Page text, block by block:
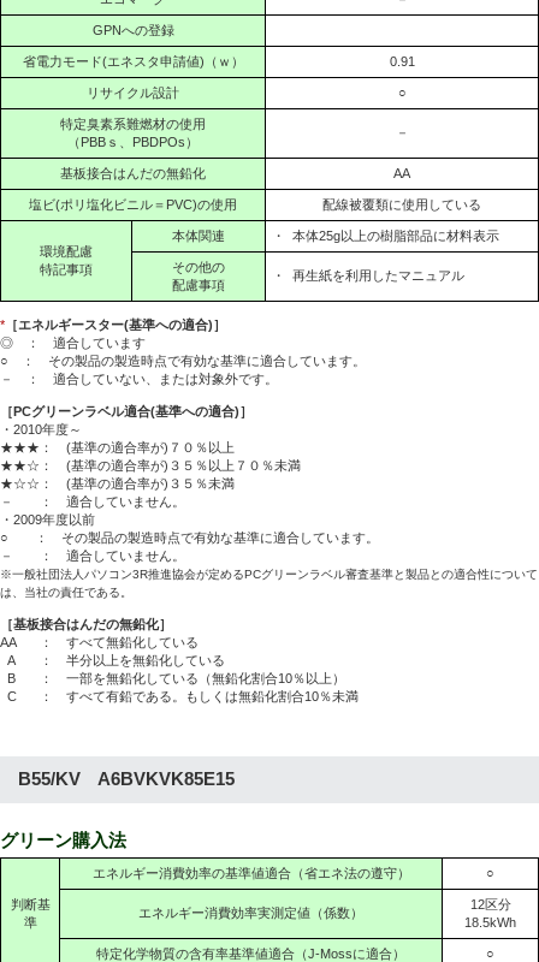
GPNへの登録
省電力モード(エネスタ申請値)（ｗ） 0.91
リサイクル設計 ○
特定臭素系難燃材の使用
（PBBｓ、PBDPOs）
－
基板接合はんだの無鉛化 AA
塩ビ(ポリ塩化ビニル＝PVC)の使用 配線被覆類に使用している
環境配慮
特記事項
本体関連 ・ 本体25g以上の樹脂部品に材料表示
その他の
配慮事項
・ 再生紙を利用したマニュアル
* ［エネルギースター(基準への適合)］
◎ ： 適合しています
○ ： その製品の製造時点で有効な基準に適合しています。
－ ： 適合していない、または対象外です。
［PCグリーンラベル適合(基準への適合)］
・2010年度～
★★★： (基準の適合率が)７０％以上
★★☆： (基準の適合率が)３５％以上７０％未満
★☆☆： (基準の適合率が)３５％未満
－ ： 適合していません。
・2009年度以前
○ ： その製品の製造時点で有効な基準に適合しています。
－ ： 適合していません。
※一般社団法人パソコン3R推進協会が定めるPCグリーンラベル審査基準と製品との適合性について
は、当社の責任である。
［基板接合はんだの無鉛化］
AA
： すべて無鉛化している
A
： 半分以上を無鉛化している
B
： 一部を無鉛化している（無鉛化割合10％以上）
C
： すべて有鉛である。もしくは無鉛化割合10％未満
B55/KV A6BVKVK85E15
グリーン購入法
判断基
準
エネルギー消費効率の基準値適合（省エネ法の遵守） ○
エネルギー消費効率実測定値（係数）
12区分
18.5kWh
特定化学物質の含有率基準値適合（J-Mossに適合） ○